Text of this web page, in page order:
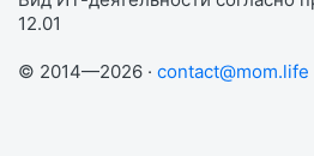
12.01
© 2014—2026 · contact@mom.life